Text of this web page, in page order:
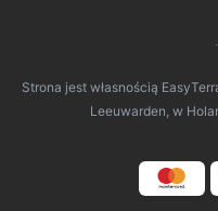
Strona jest własnością
Leeuwarden, w